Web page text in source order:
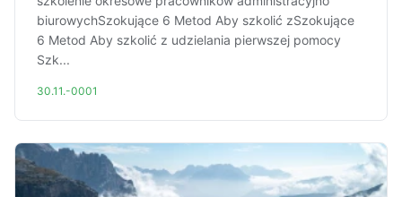
biurowychSzokujące 6 Metod Aby szkolić zSzokujące
6 Metod Aby szkolić z udzielania pierwszej pomocy
Szk...
30.11.-0001